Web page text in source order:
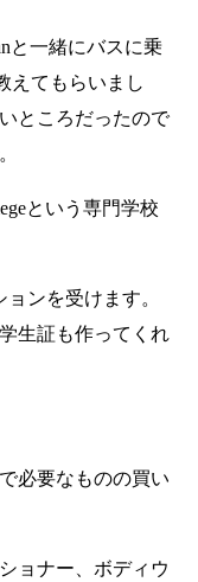
と一緒にバスに乗
えてもらいまし
ところだったので
という専門学校
ンを受けます。
生証も作ってくれ
必要なものの買い
ョナー、ボディウ